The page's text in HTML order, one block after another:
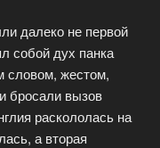
далеко не первой
собой дух панка
словом, жестом,
бросали вызов
раскололась на
а вторая